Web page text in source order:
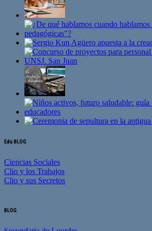
Edu BLOG
Ciencias Sociales
Clio y los Trabajos
Clio y sus Secretos
BLOG